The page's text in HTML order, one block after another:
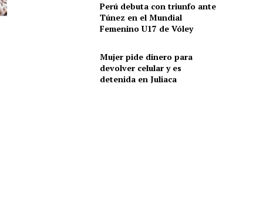
Perú debuta con triunfo ante
Túnez en el Mundial
Femenino U17 de Vóley
Mujer pide dinero para
devolver celular y es
detenida en Juliaca